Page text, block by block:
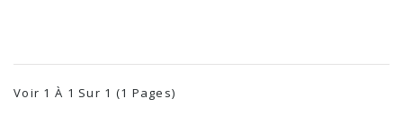
Voir 1 À 1 Sur 1 (1 Pages)